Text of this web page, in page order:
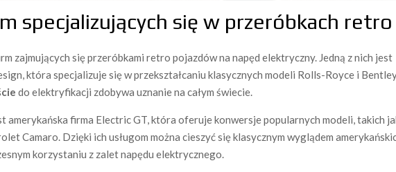
specjalizujących się w przeróbkach retro
zajmujących się przeróbkami retro pojazdów na napęd elektryczny. Jedną z nich jest
która specjalizuje się w przekształcaniu klasycznych modeli Rolls-Royce i
do elektryfikacji zdobywa uznanie na całym świecie.
amerykańska firma Electric GT, która oferuje konwersje popularnych modeli, takich
Camaro. Dzięki ich usługom można cieszyć się klasycznym wyglądem
korzystaniu z zalet napędu elektrycznego.